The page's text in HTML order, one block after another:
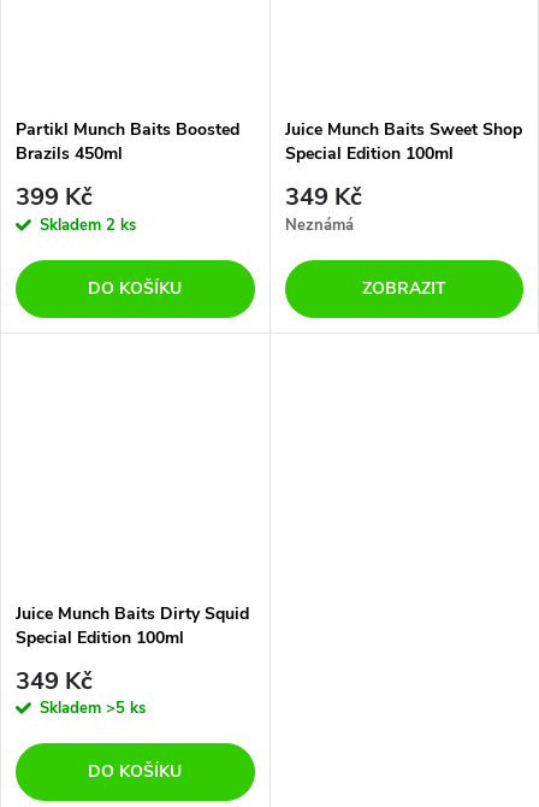
Partikl Munch Baits Boosted
Brazils 450ml
399 Kč
Skladem 2 ks
DO KOŠÍKU
Juice Munch Baits Sweet Shop
Special Edition 100ml
349 Kč
Neznámá
ZOBRAZIT
Juice Munch Baits Dirty Squid
Special Edition 100ml
349 Kč
Skladem >5 ks
DO KOŠÍKU